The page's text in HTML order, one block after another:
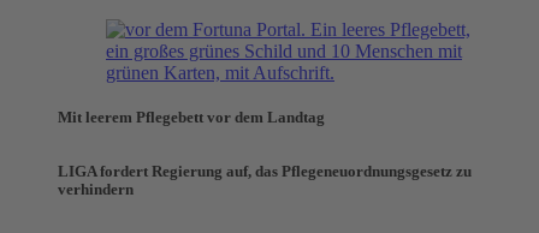
Mit leerem Pflegebett vor dem Landtag
LIGA fordert Regierung auf, das Pflegeneuordnungsgesetz zu
verhindern